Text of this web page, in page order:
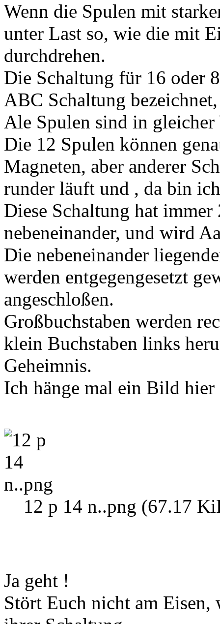
Wenn die Spulen mit
unter Last so, wie die mit
durchdrehen.
Die Schaltung für 16 oder
ABC Schaltung
Ale Spulen sind in
Die 12 Spulen können
Magneten, aber anderer
runder läuft und , da bin
Diese Schaltung hat immer
nebeneinander, und wird
Die nebeneinander
werden entgegengesetzt
angeschloßen.
Großbuchstaben werden
klein Buchstaben links
Geheimnis.
Ich hänge mal ein Bild
12 p 14 n..png (67.17
Ja geht !
Stört Euch nicht am